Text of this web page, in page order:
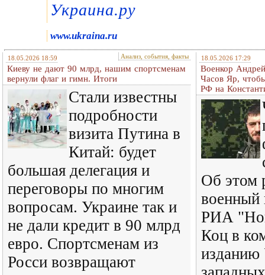
Украина.ру
www.ukraina.ru
18.05.2026 18:59 Анализ, события, факты
Киеву не дают 90 млрд, нашим спортсменам
вернули флаг и гимн. Итоги
Стали известны
подробности
визита Путина в
Китай: будет
большая делегация и
переговоры по многим
вопросам. Украине так и
не дали кредит в 90 млрд
евро. Спортсменам из
Росси возвращают
18.05.2026 17:29
Военкор
Часов Яр,
РФ на
Об этом
военный
РИА
Коц в
изданию